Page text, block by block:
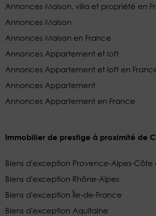
Annonces Maison, villa et propriété en
Annonces Maison
Annonces Maison en France
Annonces Appartement et loft
Annonces Appartement et loft en
Annonces Appartement
Annonces Appartement en France
Immobilier de prestige à proximité de
Biens d'exception Provence-Alpes-Côte
Biens d'exception Rhône-Alpes
Biens d'exception Île-de-France
Biens d'exception Aquitaine